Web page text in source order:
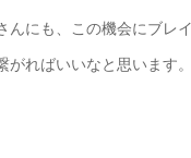
にも、この機会にブレ
ればいいなと思います